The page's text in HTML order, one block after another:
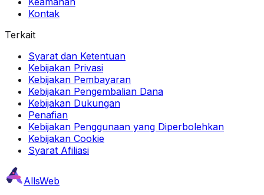
Kontak
Terkait
Syarat dan Ketentuan
Kebijakan Privasi
Kebijakan Pembayaran
Kebijakan Pengembalian Dana
Kebijakan Dukungan
Penafian
Kebijakan Penggunaan yang Diperbolehkan
Kebijakan Cookie
Syarat Afiliasi
AllsWeb